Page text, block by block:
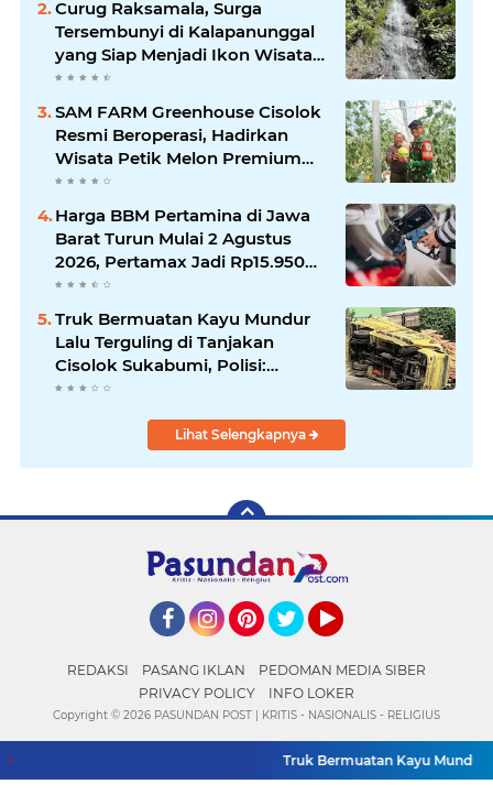
Curug Raksamala, Surga
Tersembunyi di Kalapanunggal
yang Siap Menjadi Ikon Wisata
Alam Baru Kabupaten
SAM FARM Greenhouse Cisolok
Resmi Beroperasi, Hadirkan
Wisata Petik Melon Premium
dan Edukasi Pertanian Modern
Harga BBM Pertamina di Jawa
Barat Turun Mulai 2 Agustus
2026, Pertamax Jadi Rp15.950
per Liter, Cek Daftar Harga
Terbaru
Truk Bermuatan Kayu Mundur
Lalu Terguling di Tanjakan
Cisolok Sukabumi, Polisi:
Diduga Tak Kuat Menanjak
Lihat Selengkapnya
REDAKSI PASANG IKLAN
PEDOMAN MEDIA SIBER
PRIVACY POLICY
INFO LOKER
Truk Bermuatan Kayu Mundur
Copyright © 2026 PASUNDAN POST | KRITIS - NASIONALIS - RELIGIUS